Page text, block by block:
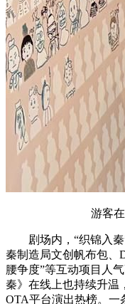
游客
剧场内，“织锦入秦”
秦制造局文创帆布包、
腰争度”等互动项目人
秦》在线上也持续升温
OTA平台演出热榜。一